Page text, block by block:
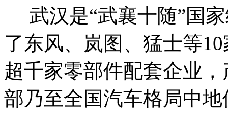
武汉是“武襄十随”国
了东风、岚图、猛士等
超千家零部件配套企业
部乃至全国汽车格局中